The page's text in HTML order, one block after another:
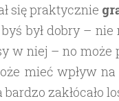
się praktycznie
był dobry –
w niej – no może
mieć wpływ
zakłócało